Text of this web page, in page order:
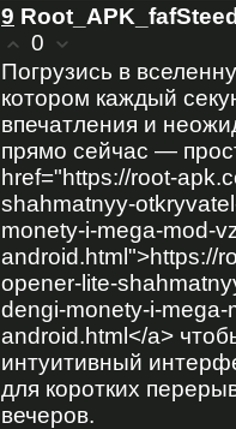
9
0
Погрузись в
котором каждый
впечатления и
прямо сейчас —
href="https://root-
shahmatnyy-
monety-i-mega-mod-
android.html">https://
opener-lite-
dengi-monety-i-
android.html</a>
интуитивный
для коротких
вечеров.